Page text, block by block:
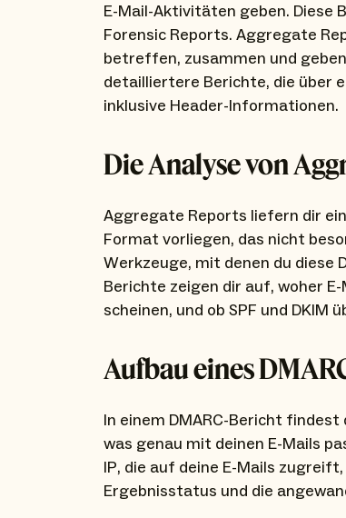
E-Mail-Aktivitäten geben. Diese
Forensic Reports. Aggregate
betreffen, zusammen und
detailliertere Berichte, die über
inklusive Header-Informationen.
Die Analyse von
Aggregate Reports liefern dir
Format vorliegen, das nicht
Werkzeuge, mit denen du diese
Berichte zeigen dir auf, woher
scheinen, und ob SPF und
Aufbau eines
In einem DMARC-Bericht
was genau mit deinen E-Mails
IP, die auf deine E-Mails
Ergebnisstatus und die